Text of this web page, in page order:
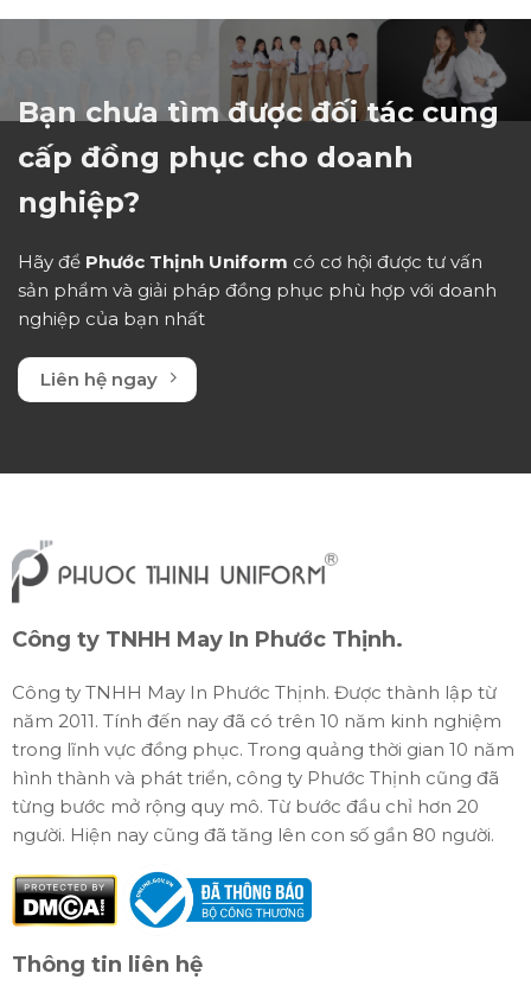
Bạn chưa tìm được đối tác cung
cấp đồng phục cho doanh
nghiệp?
Hãy để Phước Thịnh Uniform có cơ hội được tư vấn
sản phẩm và giải pháp đồng phục phù hợp với doanh
nghiệp của bạn nhất
Liên hệ ngay
Công ty TNHH May In Phước Thịnh.
Công ty TNHH May In Phước Thịnh. Được thành lập từ
năm 2011. Tính đến nay đã có trên 10 năm kinh nghiệm
trong lĩnh vực đồng phục. Trong quảng thời gian 10 năm
hình thành và phát triển, công ty Phước Thịnh cũng đã
từng bước mở rộng quy mô. Từ bước đầu chỉ hơn 20
người. Hiện nay cũng đã tăng lên con số gần 80 người.
Thông tin liên hệ